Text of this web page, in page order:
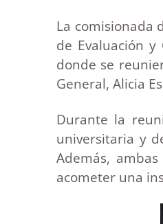
La comisionada
de Evaluación
donde se
General, Alicia
Durante la
universitaria y
Además,
acometer una